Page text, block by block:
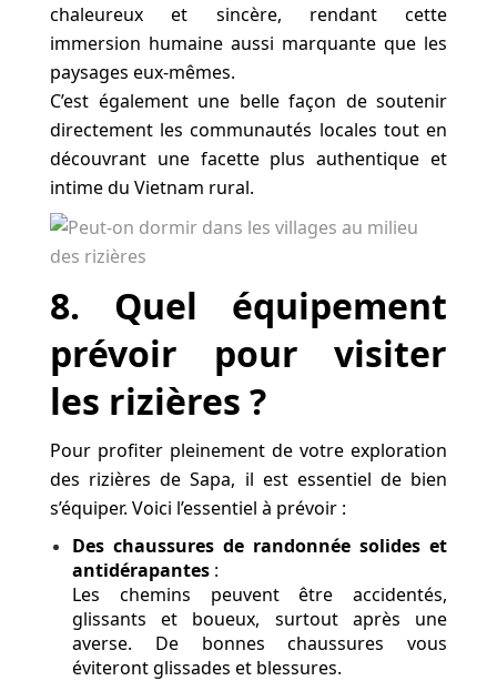
chaleureux et sincère, rendant cette
immersion humaine aussi marquante que les
paysages eux-mêmes.
C’est également une belle façon de soutenir
directement les communautés locales tout en
découvrant une facette plus authentique et
intime du Vietnam rural.
8. Quel équipement
prévoir pour visiter
les rizières ?
Pour profiter pleinement de votre exploration
des rizières de Sapa, il est essentiel de bien
s’équiper. Voici l’essentiel à prévoir :
Des chaussures de randonnée solides et
antidérapantes :
Les chemins peuvent être accidentés,
glissants et boueux, surtout après une
averse. De bonnes chaussures vous
éviteront glissades et blessures.